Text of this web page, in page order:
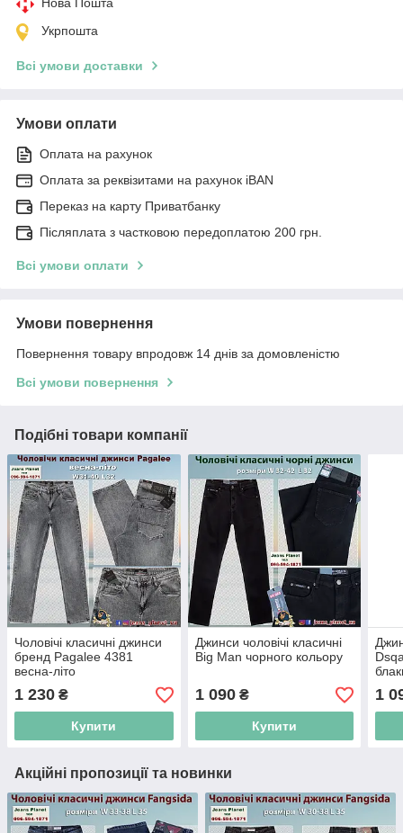
Укрпошта
Всі умови доставки
Умови оплати
Оплата на рахунок
Оплата за реквізитами на рахунок iBAN
Переказ на карту Приватбанку
Післяплата з частковою передоплатою 200 грн.
Всі умови оплати
Умови повернення
Повернення товару впродовж 14 днів за домовленістю
Всі умови повернення
Подібні товари компанії
Чоловічі класичні джинси
бренд Pagalee 4381
весна-літо
1 230 ₴
Купити
Джинси чоловічі класичні
Big Man чорного кольору
1 090₴
Купити
1
Акційні пропозиції та новинки